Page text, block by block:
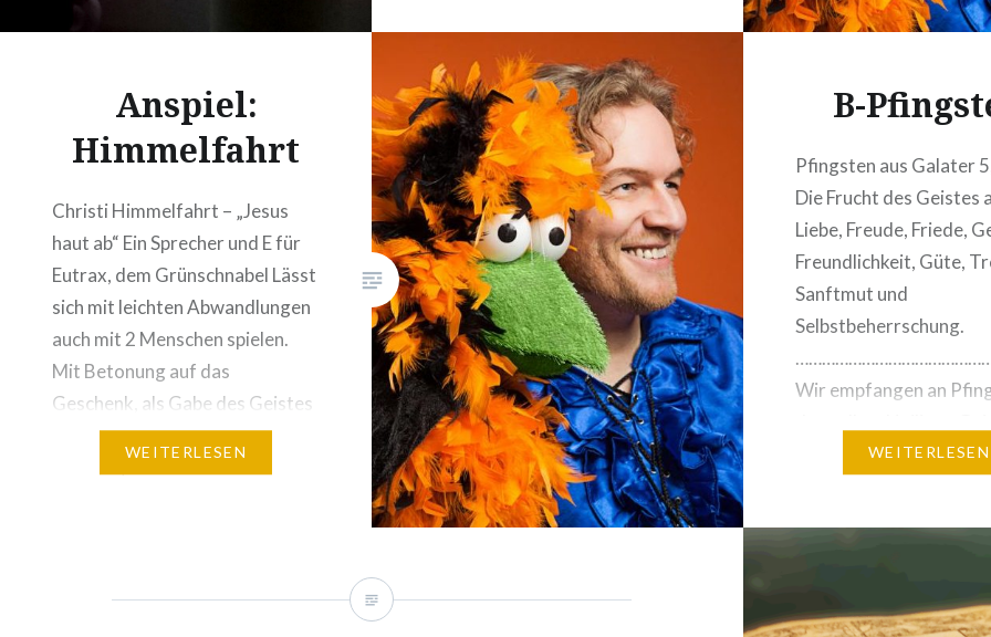
Institutionund zu wenig den
Heiligen Geist.Kirche ist aber
kein Dienstleistungsservice:
Kirche ist eine…
Anspiel:
Himmelfahrt
Christi Himmelfahrt – „Jesus
haut ab“ Ein Sprecher und E für
Eutrax, dem Grünschnabel Lässt
sich mit leichten Abwandlungen
auch mit 2 Menschen spielen.
Mit Betonung auf das
Geschenk, als Gabe des Geistes
ist es auch an Pfingsten möglich.
WEITERLESEN
B-
Pfingsten aus Galater
Die Frucht des Geistes
Liebe, Freude, Friede,
Freundlichkeit, Güte,
Sanftmut und
Selbstbeherrschung.
Wir empfangen an
die Apostel empfangen
unübersehbar große
WEITERLESEN